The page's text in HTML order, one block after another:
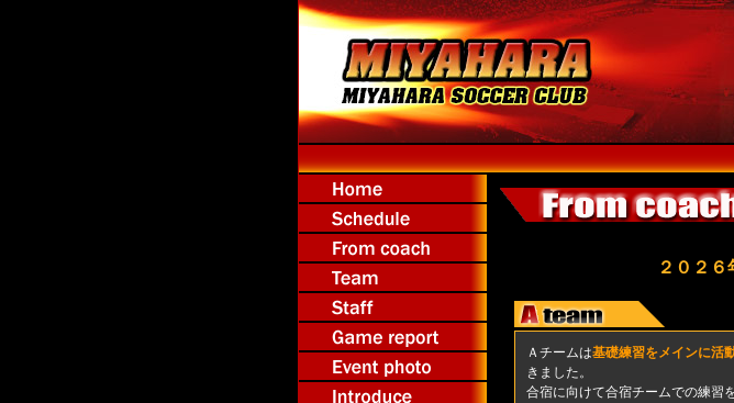
２０２
Ａチームは基礎練習をメインに活
きました。
合宿に向けて合宿チームでの練習